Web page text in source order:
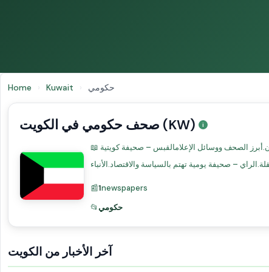
Home › Kuwait › حكومي
صحف حكومي في الكويت (KW)
📖 المشهد الإعلامي في الكويتتتميز الكويت بصحافة نسبياً حرة في الخليج. الصحف الكويتية تغطي البرلمان والسياسة والاقتصاد بجرأة مقارنة بالجيران.أبرز الصحف ووسائل الإعلامالقبس – صحيفة كويتية
📰1newspapers
📂حكومي
آخر الأخبار من الكويت